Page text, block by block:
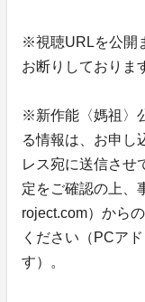
※視聴URLを公開
お断りしておりま
※新作能〈媽祖〉
る情報は、お申し
レス宛に送信させ
定をご確認の上、
roject.com）から
ください（PCア
す）。